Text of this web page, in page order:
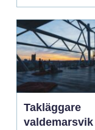
Takläggare
valdemarsvik